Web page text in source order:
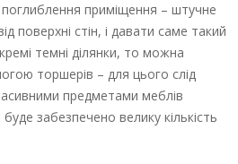
поглиблення приміщення – штучне
поверхні стін, і давати саме такий
темні ділянки, то можна
торшерів – для цього слід
предметами меблів
буде забезпечено велику кількість